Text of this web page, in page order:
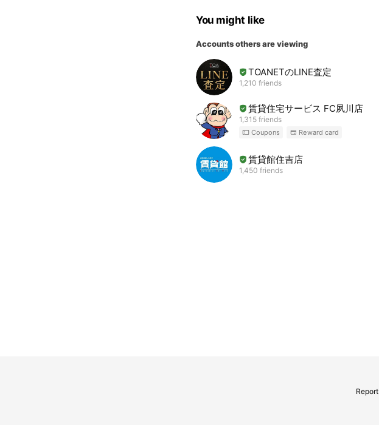
You might like
Accounts others are viewing
TOANETのLINE査定
1,210 friends
賃貸住宅サービス FC夙川店
1,315 friends
Coupons Reward card
賃貸館住吉店
1,450 friends
Report